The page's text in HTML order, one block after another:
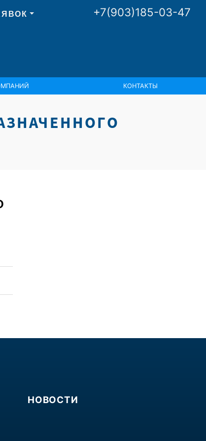
+7(903)185-03-47
КОНТАКТЫ
НОВОСТИ